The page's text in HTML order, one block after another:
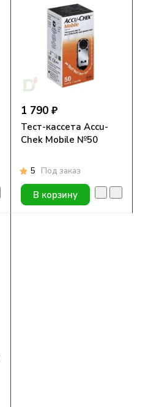
1 790 ₽
Тест-кассета Accu-
Chek Mobile №50
5 Под заказ
В корзину